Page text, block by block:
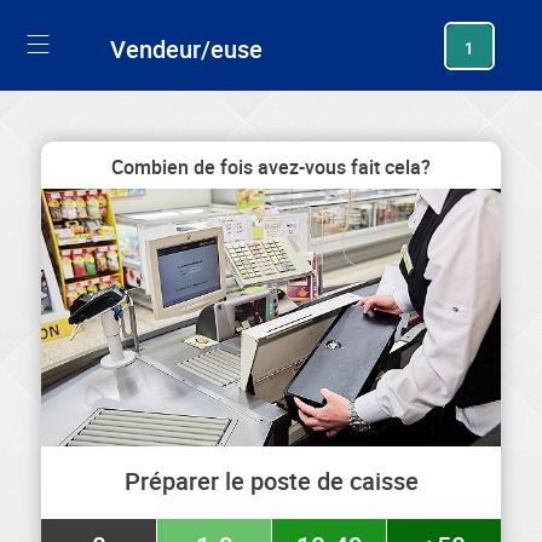
Vendeur/euse 1
Combien de fois avez-vous fait cela?
Préparer le poste de caisse